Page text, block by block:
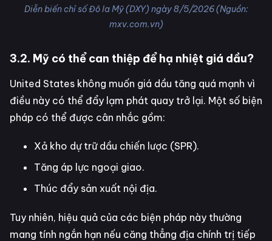
Diễn biến chỉ số Đô la Mỹ (DXY) ngày 8/5/2026 (Nguồn:
mxv.com.vn)
3.2. Mỹ có thể can thiệp để hạ nhiệt giá dầu?
United States không muốn giá dầu tăng quá mạnh vì
điều này có thể đẩy lạm phát quay trở lại. Một số biện
pháp có thể được cân nhắc gồm:
Xả kho dự trữ dầu chiến lược (SPR).
Tăng áp lực ngoại giao.
Thúc đẩy sản xuất nội địa.
Tuy nhiên, hiệu quả của các biện pháp này thường
mang tính ngắn hạn nếu căng thẳng địa chính trị tiếp